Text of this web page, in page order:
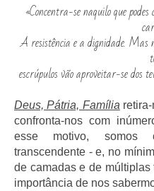
«Concentra-se naquilo que
A resistência e a dignidade. Mas
escrúpulos vão aproveitar-se dos
Deus, Pátria, Família
confronta-nos com
esse motivo, somos
transcendente - e, no
de camadas e de múltiplas
importância de nos